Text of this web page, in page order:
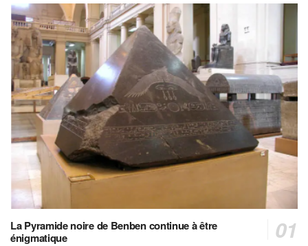
La Pyramide noire de Benben continue à être
énigmatique